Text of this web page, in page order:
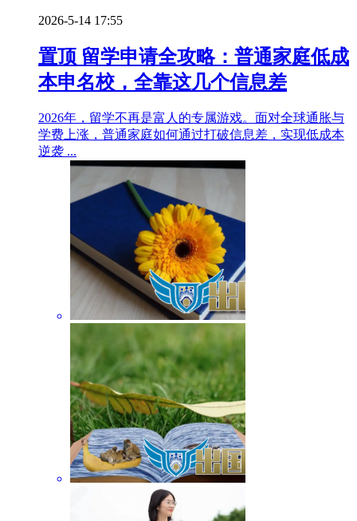
2026-5-14 17:55
置顶 留学申请全攻略：普通家庭低成
本申名校，全靠这几个信息差
2026年，留学不再是富人的专属游戏。面对全球通胀与
学费上涨，普通家庭如何通过打破信息差，实现低成本
逆袭 ...